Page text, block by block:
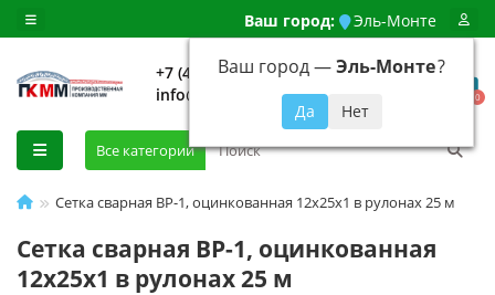
Ваш город: Эль-Монте
Ваш город —Эль-Монте?
+7 (499) 648-92-94
info@evroshtaketnikmoskva.ru
0
Все категории
Сетка сварная ВР-1, оцинкованная 12x25х1 в рулонах 25 м
Сетка сварная ВР-1, оцинкованная
12x25х1 в рулонах 25 м